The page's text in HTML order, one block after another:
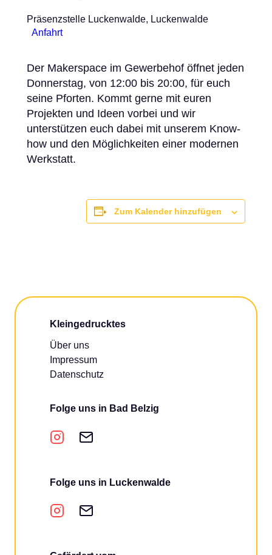
Präsenzstelle Luckenwalde, Luckenwalde
Anfahrt
Der Makerspace im Gewerbehof öffnet jeden
Donnerstag, von 12:00 bis 20:00, für euch
seine Pforten. Kommt gerne mit euren
Projekten und Ideen vorbei und wir
unterstützen euch dabei mit unserem Know-
how und den Möglichkeiten einer modernen
Werkstatt.
Zum Kalender hinzufügen
Kleingedrucktes
Über uns
Impressum
Datenschutz
Folge uns in Bad Belzig
Folge uns in Luckenwalde